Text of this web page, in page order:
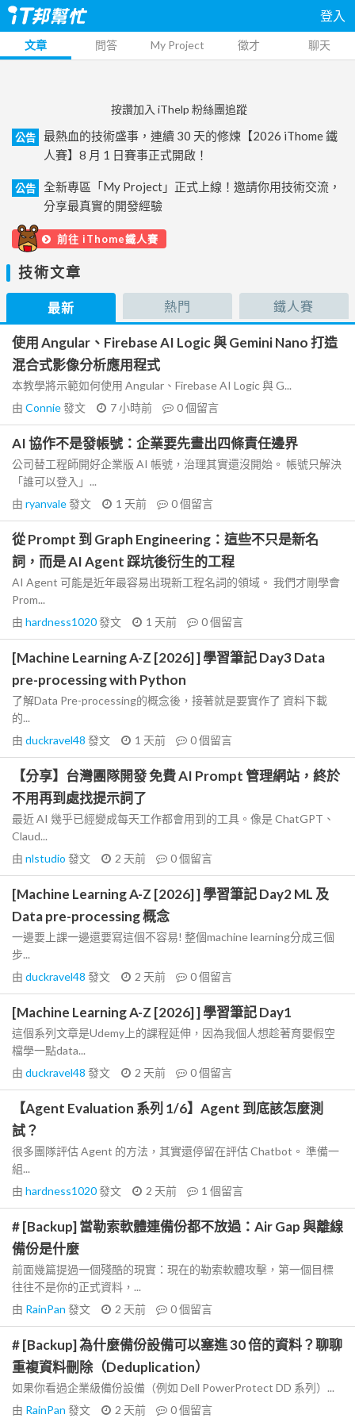
登入
文章 問答 My Project 徵才 聊天
按讚加入 iThelp 粉絲團追蹤
公告
最熱血的技術盛事，連續 30 天的修煉【2026 iThome 鐵
人賽】8 月 1 日賽事正式開啟！
公告
全新專區「My Project」正式上線！邀請你用技術交流，
分享最真實的開發經驗
前往 iThome鐵人賽
技術文章
最新 熱門 鐵人賽
使用 Angular、Firebase AI Logic 與 Gemini Nano 打造
混合式影像分析應用程式
本教學將示範如何使用 Angular、Firebase AI Logic 與 G...
由 Connie發文 7 小時前 0個留言
AI 協作不是發帳號：企業要先畫出四條責任邊界
公司替工程師開好企業版 AI 帳號，治理其實還沒開始。 帳號只解決
「誰可以登入」...
由 ryanvale發文 1 天前 0個留言
從 Prompt 到 Graph Engineering：這些不只是新名
詞，而是 AI Agent 踩坑後衍生的工程
AI Agent 可能是近年最容易出現新工程名詞的領域。 我們才剛學會
Prom...
由 hardness1020發文 1 天前 0個留言
[Machine Learning A-Z [2026] ] 學習筆記 Day3 Data
pre-processing with Python
了解Data Pre-processing的概念後，接著就是要實作了 資料下載
的...
由 duckravel48 發文 1 天前 0個留言
【分享】台灣團隊開發 免費 AI Prompt 管理網站，終於
不用再到處找提示詞了
最近 AI 幾乎已經變成每天工作都會用到的工具。像是 ChatGPT、
Claud...
由 nlstudio 發文 2 天前 0個留言
[Machine Learning A-Z [2026] ] 學習筆記 Day2 ML 及
Data pre-processing 概念
一邊要上課一邊還要寫這個不容易! 整個machine learning分成三個
步...
由 duckravel48 發文 2 天前 0個留言
[Machine Learning A-Z [2026] ] 學習筆記 Day1
這個系列文章是Udemy上的課程延伸，因為我個人想趁著育嬰假空
檔學一點data...
由 duckravel48 發文 2 天前 0個留言
【Agent Evaluation 系列 1/6】Agent 到底該怎麼測
試？
很多團隊評估 Agent 的方法，其實還停留在評估 Chatbot。 準備一
組...
由 hardness1020發文 2 天前 1 個留言
# [Backup] 當勒索軟體連備份都不放過：Air Gap 與離線
備份是什麼
前面幾篇提過一個殘酷的現實：現在的勒索軟體攻擊，第一個目標
往往不是你的正式資料，...
由 RainPan 發文 2 天前 0個留言
# [Backup] 為什麼備份設備可以塞進 30 倍的資料？聊聊
重複資料刪除（Deduplication）
如果你看過企業級備份設備（例如 Dell PowerProtect DD 系列）...
由 RainPan 發文 2 天前 0個留言